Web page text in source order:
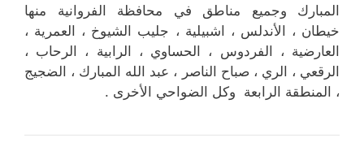
المبارك وجميع مناطق في محافظة الفروانية منها
خيطان ، الأندلس ، اشبيلية ، جليب الشيوخ ، العمرية ،
العارضية ، الفردوس ، الحساوي ، الرابية ، الرحاب ،
الرقعي ، الري ، صباح الناصر ، عبد الله المبارك ، الضجيج
، المنطقة الرابعة وكل الضواحي الأخرى .